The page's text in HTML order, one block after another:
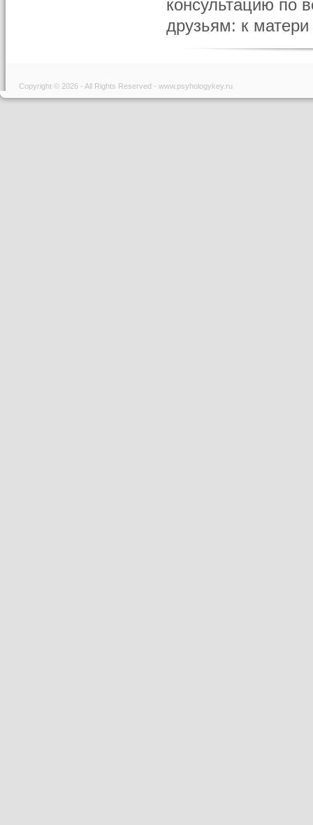
консультацию по
друзьям: к
Copyright © 2026 - All Rights Reserved - www.psyhologykey.ru